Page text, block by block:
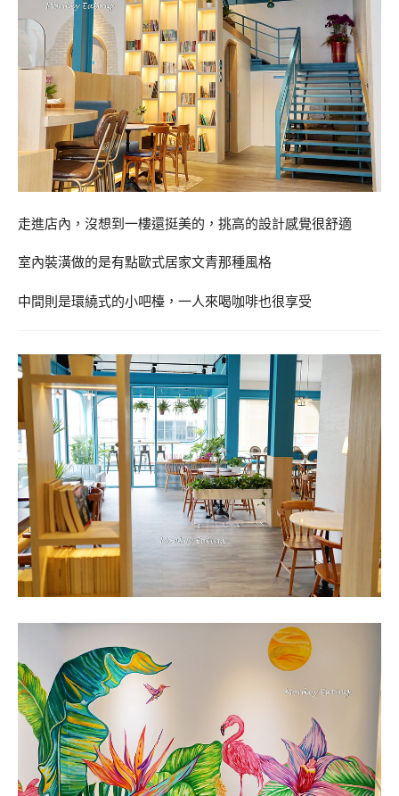
走進店內，沒想到一樓還挺美的，挑高的設計感覺很舒適
室內裝潢做的是有點歐式居家文青那種風格
中間則是環繞式的小吧檯，一人來喝咖啡也很享受